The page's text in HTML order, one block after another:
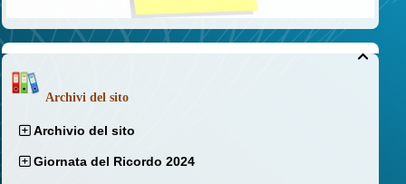

Archivi del sito
Archivio del sito
Giornata del Ricordo 2024